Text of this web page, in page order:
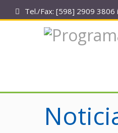
Tel./Fax: [598] 2909 3806